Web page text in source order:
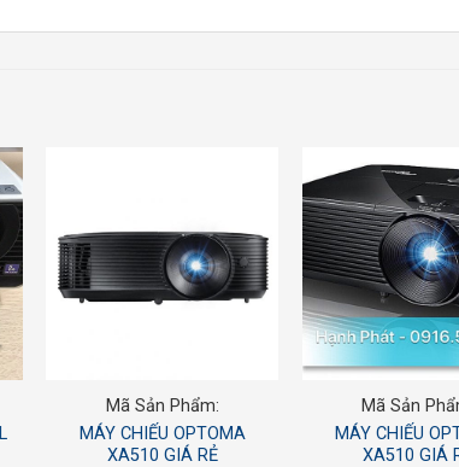
Mã Sản Phẩm:
MÁY CHIẾU OPTOMA
XA510 GIÁ RẺ
Mã Sản
MÁY CHIẾU
XA510 GIÁ